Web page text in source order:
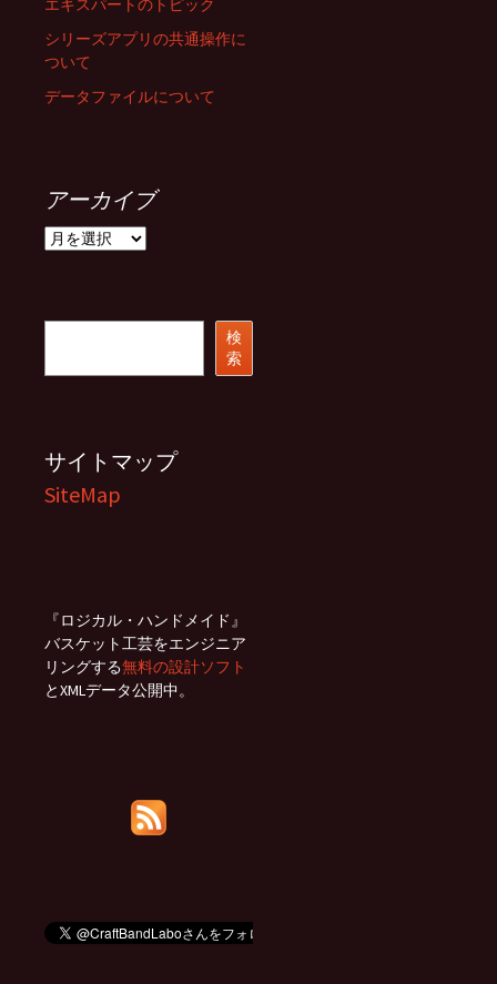
エキスパートのトピック
シリーズアプリの共通操作に
ついて
データファイルについて
アーカイブ
ア
検
索
サイトマップ
SiteMap
『ロジカル・ハンドメイド』
バスケット工芸をエンジニア
リングする無料の設計ソフト
とXMLデータ公開中。